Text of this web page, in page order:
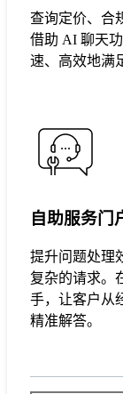
查询定价、合
借助 AI 聊天
速、高效地满
自助服务门
提升问题处理
复杂的请求。
手，让客户从
精准解答。